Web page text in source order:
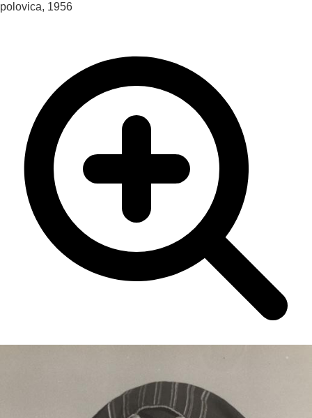
polovica, 1956